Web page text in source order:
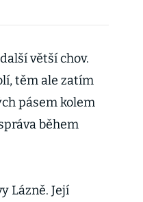
větší chov.
těm ale zatím
pásem kolem
během
Lázně. Její